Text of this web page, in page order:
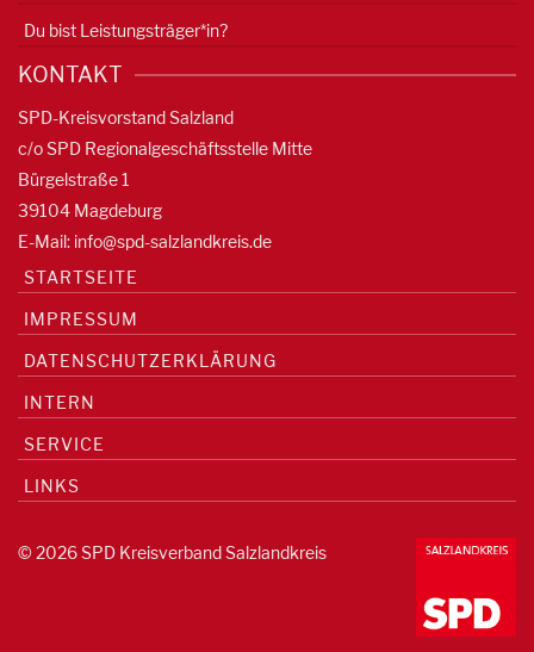
Du bist Leistungsträger*in?
KONTAKT
SPD-Kreisvorstand Salzland
c/o SPD Regionalgeschäftsstelle Mitte
Bürgelstraße 1
39104 Magdeburg
E-Mail: info@spd-salzlandkreis.de
STARTSEITE
IMPRESSUM
DATENSCHUTZERKLÄRUNG
INTERN
SERVICE
LINKS
© 2026 SPD Kreisverband Salzlandkreis